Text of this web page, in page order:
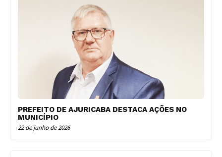
PREFEITO DE AJURICABA DESTACA AÇÕES NO
MUNICÍPIO
22 de junho de 2026